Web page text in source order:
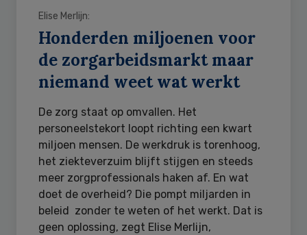
Elise Merlijn:
Honderden miljoenen voor
de zorgarbeidsmarkt maar
niemand weet wat werkt
De zorg staat op omvallen. Het
personeelstekort loopt richting een kwart
miljoen mensen. De werkdruk is torenhoog,
het ziekteverzuim blijft stijgen en steeds
meer zorgprofessionals haken af. En wat
doet de overheid? Die pompt miljarden in
beleid zonder te weten of het werkt. Dat is
geen oplossing, zegt Elise Merlijn,